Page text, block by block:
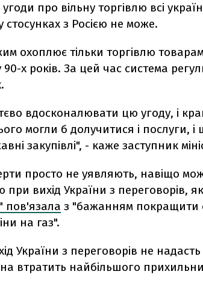
про вільну торгівлю всі
стосунках з Росією не може.
охоплює тільки торгівлю
90-х років. За цей час система
вдосконалювати цю угоду, і
могли б долучитися і послуги,
закупівлі", - каже заступник
просто не уявляють, навіщо
при вихід України з переговорів,
пов'язала з "бажанням покращити
на газ".
України з переговорів не
втратить найбільшого